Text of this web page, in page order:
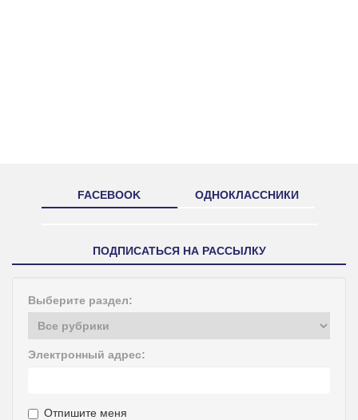
FACEBOOK ОДНОКЛАССНИКИ
ПОДПИСАТЬСЯ НА РАССЫЛКУ
Выберите раздел:
Электронный адрес:
Отпишите меня